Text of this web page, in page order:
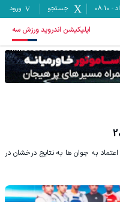
-
08:10 جستجو ورود
اپلیکیشن اندروید ورزش سه
به جوان ها به نتایج درخشان در